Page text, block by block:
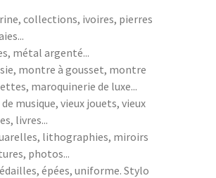
collections, ivoires, pierres
métal argenté...
montre à gousset, montre
maroquinerie de luxe...
musique, vieux jouets, vieux
livres...
lithographies, miroirs
photos...
épées, uniforme. Stylo